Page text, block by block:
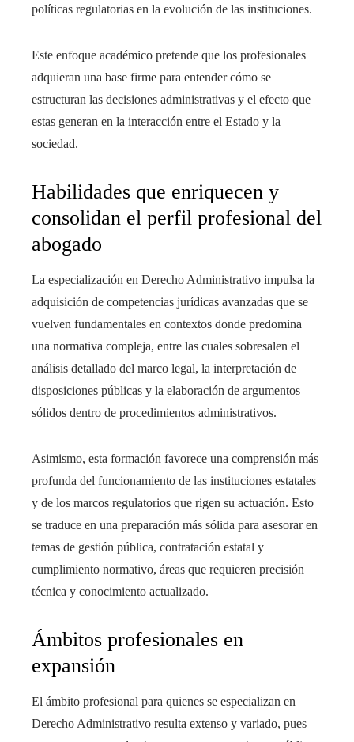
políticas regulatorias en la evolución de las instituciones.
Este enfoque académico pretende que los profesionales
adquieran una base firme para entender cómo se
estructuran las decisiones administrativas y el efecto que
estas generan en la interacción entre el Estado y la
sociedad.
Habilidades que enriquecen y
consolidan el perfil profesional del
abogado
La especialización en Derecho Administrativo impulsa la
adquisición de competencias jurídicas avanzadas que se
vuelven fundamentales en contextos donde predomina
una normativa compleja, entre las cuales sobresalen el
análisis detallado del marco legal, la interpretación de
disposiciones públicas y la elaboración de argumentos
sólidos dentro de procedimientos administrativos.
Asimismo, esta formación favorece una comprensión más
profunda del funcionamiento de las instituciones estatales
y de los marcos regulatorios que rigen su actuación. Esto
se traduce en una preparación más sólida para asesorar en
temas de gestión pública, contratación estatal y
cumplimiento normativo, áreas que requieren precisión
técnica y conocimiento actualizado.
Ámbitos profesionales en
expansión
El ámbito profesional para quienes se especializan en
Derecho Administrativo resulta extenso y variado, pues